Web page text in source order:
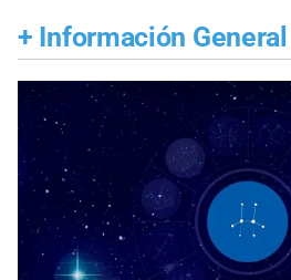
+ Información General